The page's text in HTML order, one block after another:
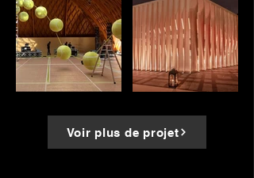
Voir plus de projet